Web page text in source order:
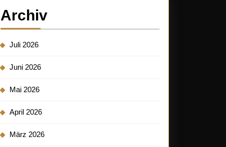
Archiv
Juli 2026
Juni 2026
Mai 2026
April 2026
März 2026